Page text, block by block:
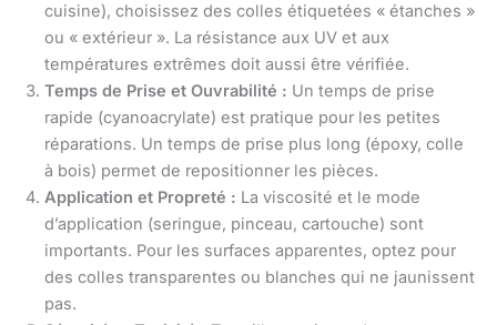
cuisine), choisissez des colles étiquetées « étanches »
ou « extérieur ». La résistance aux UV et aux
températures extrêmes doit aussi être vérifiée.
Temps de Prise et Ouvrabilité : Un temps de prise
rapide (cyanoacrylate) est pratique pour les petites
réparations. Un temps de prise plus long (époxy, colle
à bois) permet de repositionner les pièces.
Application et Propreté : La viscosité et le mode
d’application (seringue, pinceau, cartouche) sont
importants. Pour les surfaces apparentes, optez pour
des colles transparentes ou blanches qui ne jaunissent
pas.